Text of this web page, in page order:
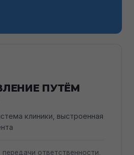
ПУТЁМ
клиники, выстроенная
передачи ответственности,